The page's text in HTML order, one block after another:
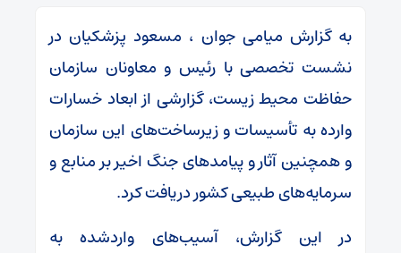
به گزارش میامی جوان ، مسعود پزشکیان در
نشست تخصصی با رئیس و معاونان سازمان
حفاظت محیط زیست، گزارشی از ابعاد خسارات
وارده به تأسیسات و زیرساخت‌های این سازمان
و همچنین آثار و پیامدهای جنگ اخیر بر منابع و
سرمایه‌های طبیعی کشور دریافت کرد.
در این گزارش، آسیب‌های واردشده به